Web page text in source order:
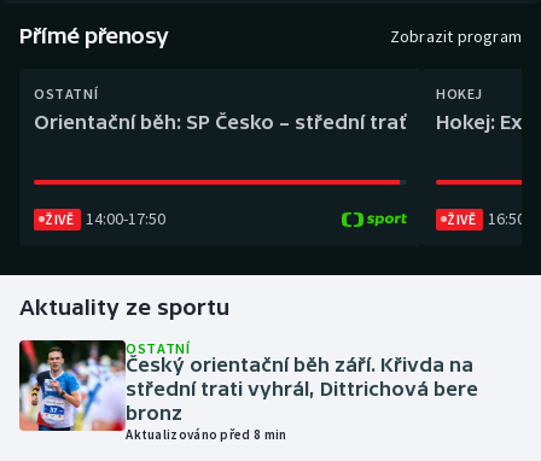
Box
Curling
Golf
Gymnastika
Házená
Přímé přenosy Zobrazit program
OSTATNÍ
Orientační běh: SP Česko – střední trať
ŽIVĚ 14:00-17:50
HOKEJ
Hokej:
ŽIVĚ 16:50
Aktuality ze sportu
OSTATNÍ
Český orientační běh září. Křivda na
střední trati vyhrál, Dittrichová bere
bronz
Aktualizováno před 8 min